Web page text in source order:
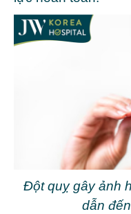
Đột quỵ gây ảnh
dẫn